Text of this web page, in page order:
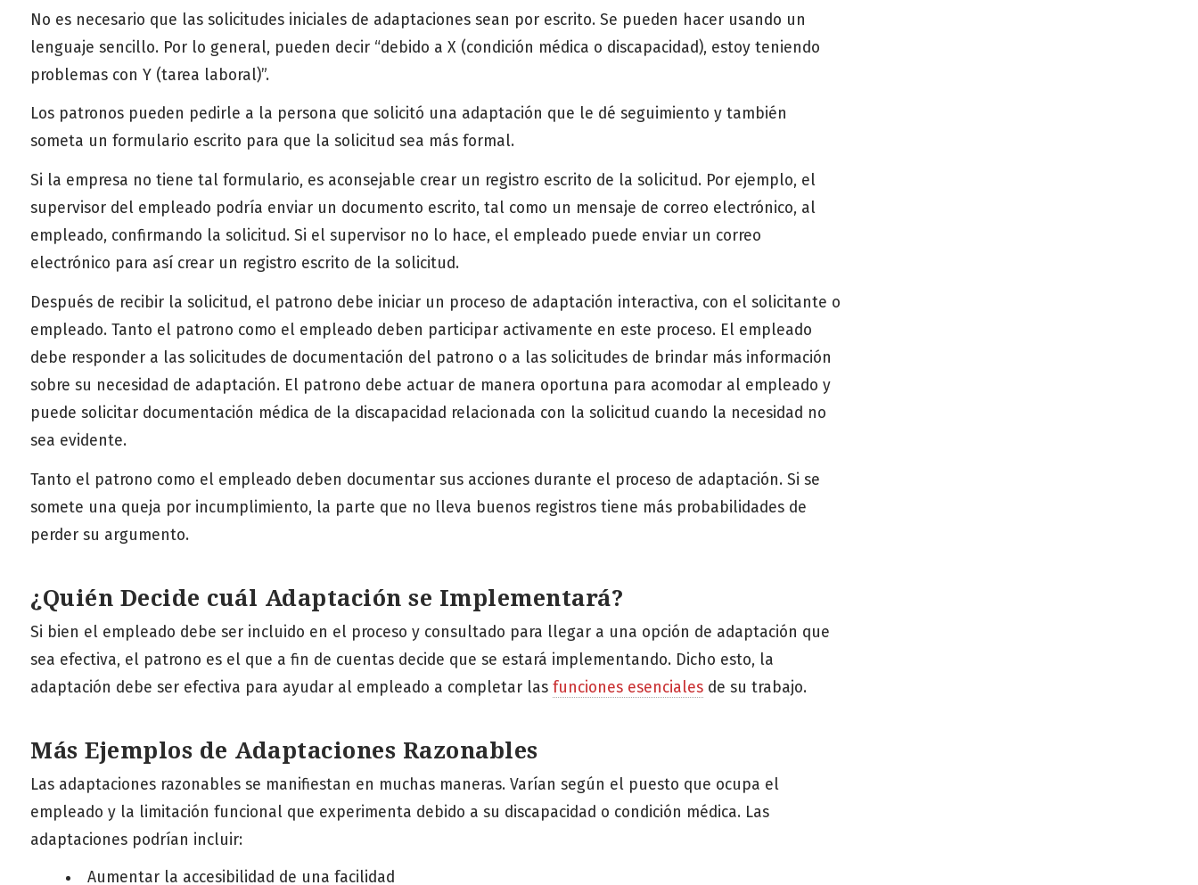
No es necesario que las solicitudes iniciales de adaptaciones sean por escrito. Se pueden hacer usando un
lenguaje sencillo. Por lo general, pueden decir “debido a X (condición médica o discapacidad), estoy teniendo
problemas con Y (tarea laboral)”.
Los patronos pueden pedirle a la persona que solicitó una adaptación que le dé seguimiento y también
someta un formulario escrito para que la solicitud sea más formal.
Si la empresa no tiene tal formulario, es aconsejable crear un registro escrito de la solicitud. Por ejemplo, el
supervisor del empleado podría enviar un documento escrito, tal como un mensaje de correo electrónico, al
empleado, confirmando la solicitud. Si el supervisor no lo hace, el empleado puede enviar un correo
electrónico para así crear un registro escrito de la solicitud.
Después de recibir la solicitud, el patrono debe iniciar un proceso de adaptación interactiva, con el solicitante o
empleado. Tanto el patrono como el empleado deben participar activamente en este proceso. El empleado
debe responder a las solicitudes de documentación del patrono o a las solicitudes de brindar más información
sobre su necesidad de adaptación. El patrono debe actuar de manera oportuna para acomodar al empleado y
puede solicitar documentación médica de la discapacidad relacionada con la solicitud cuando la necesidad no
sea evidente.
Tanto el patrono como el empleado deben documentar sus acciones durante el proceso de adaptación. Si se
somete una queja por incumplimiento, la parte que no lleva buenos registros tiene más probabilidades de
perder su argumento.
¿Quién Decide cuál Adaptación se Implementará?
Si bien el empleado debe ser incluido en el proceso y consultado para llegar a una opción de adaptación que
sea efectiva, el patrono es el que a fin de cuentas decide que se estará implementando. Dicho esto, la
adaptación debe ser efectiva para ayudar al empleado a completar las funciones esenciales de su trabajo.
Más Ejemplos de Adaptaciones Razonables
Las adaptaciones razonables se manifiestan en muchas maneras. Varían según el puesto que ocupa el
empleado y la limitación funcional que experimenta debido a su discapacidad o condición médica. Las
adaptaciones podrían incluir:
Aumentar la accesibilidad de una facilidad